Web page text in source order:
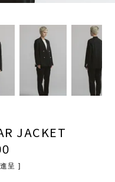
JACKET
呈 ]